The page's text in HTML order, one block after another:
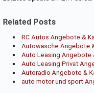
Related Posts
RC Autos Angebote &
Autowäsche Angebote
Auto Leasing Angebote
Auto Leasing Privat
Autoradio Angebote &
auto motor und sport